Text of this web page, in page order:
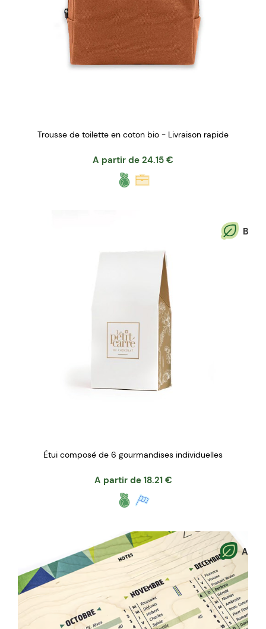
Trousse de toilette en coton bio - Livraison rapide
A partir de 24.15 €
B
Étui composé de 6 gourmandises individuelles
A partir de 18.21 €
A